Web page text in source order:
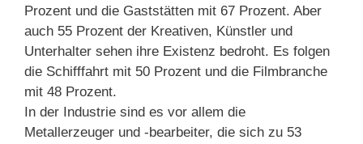
Prozent und die Gaststätten mit 67 Prozent. Aber
auch 55 Prozent der Kreativen, Künstler und
Unterhalter sehen ihre Existenz bedroht. Es folgen
die Schifffahrt mit 50 Prozent und die Filmbranche
mit 48 Prozent.
In der Industrie sind es vor allem die
Metallerzeuger und -bearbeiter, die sich zu 53